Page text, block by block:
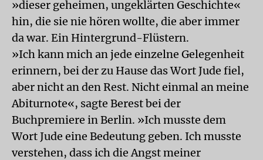
»dieser geheimen, ungeklärten Geschichte«
hin, die sie nie hören wollte, die aber immer
da war. Ein Hintergrund-Flüstern.
»Ich kann mich an jede einzelne Gelegenheit
erinnern, bei der zu Hause das Wort Jude fiel,
aber nicht an den Rest. Nicht einmal an meine
Abiturnote«, sagte Berest bei der
Buchpremiere in Berlin. »Ich musste dem
Wort Jude eine Bedeutung geben. Ich musste
verstehen, dass ich die Angst meiner